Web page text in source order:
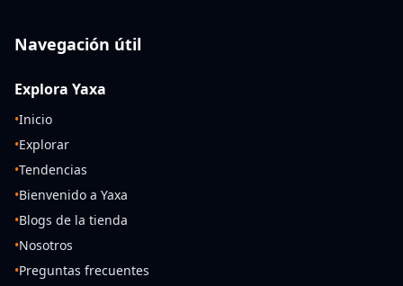
Navegación útil
Explora Yaxa
•Inicio
•Explorar
•Tendencias
•Bienvenido a Yaxa
•Blogs de la tienda
•Nosotros
•Preguntas frecuentes